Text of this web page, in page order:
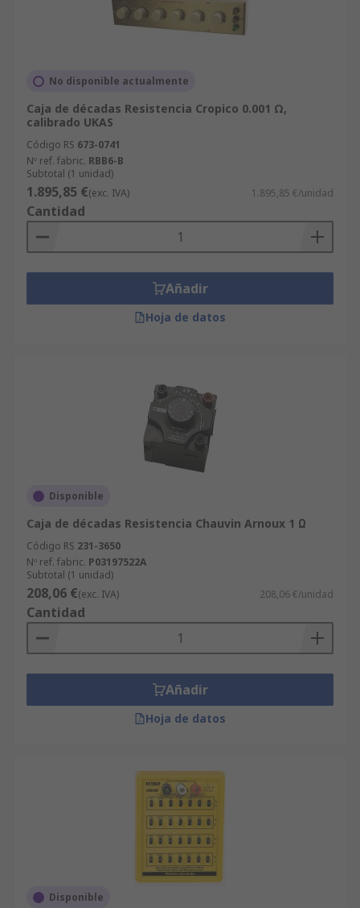
No disponible actualmente
Caja de décadas Resistencia Cropico 0.001 Ω,
calibrado UKAS
Código RS 673-0741
Nº ref. fabric. RBB6-B
Subtotal (1 unidad)
1.895,85 €(exc. IVA) 1.895,85 €/unidad
Cantidad
Añadir
Hoja de datos
Disponible
Caja de décadas Resistencia Chauvin Arnoux 1 Ω
Código RS 231-3650
Nº ref. fabric. P03197522A
Subtotal (1 unidad)
208,06 €(exc. IVA) 208,06 €/unidad
Cantidad
Añadir
Hoja de datos
Disponible